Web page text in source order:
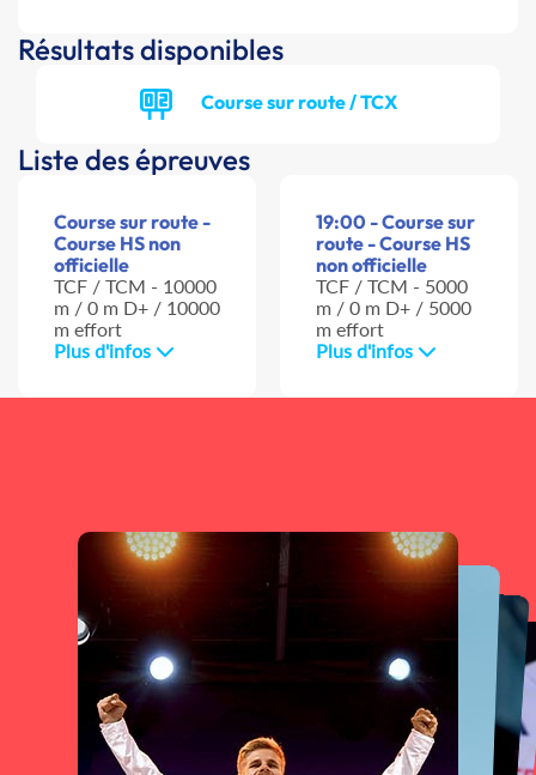
Résultats disponibles
Course sur route / TCX
Liste des épreuves
Course sur route -
Course HS non
officielle
TCF / TCM - 10000
m / 0 m D+ / 10000
m effort
Plus d'infos
19:00 - Course sur
route - Course HS
non officielle
TCF / TCM - 5000
m / 0 m D+ / 5000
m effort
Plus d'infos